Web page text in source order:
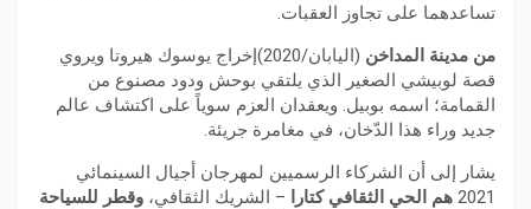
تساعدهما على تجاوز العقبات.
من مدينة المداخن
(اليابان/2020)إخراج يوسوك هيروتا ويروي
قصة لوبيشي الصغير الذي يلتقي بوحش ودود مصنوع من
القمامة؛ اسمه بوبيل. ويعقدان العزم سوياً على اكتشاف عالم
جديد وراء هذا الدّخان، في مغامرة جريئة.
يشار إلى أن الشركاء الرسميين لمهرجان أجيال السينمائي
2021 هم الحي الثقافي كتارا – الشريك الثقافي، وقطر للسياحة